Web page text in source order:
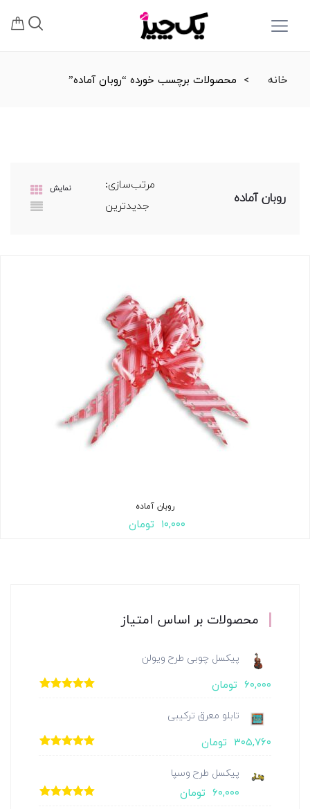
خانه محصولات برچسب خورده “روبان آماده”
روبان آماده
مرتب‌سازی: نمایش
روبان آماده
۱۰,۰۰۰ تومان
محصولات بر اساس امتیاز
پیکسل چوبی طرح ویولن
۶۰,۰۰۰ تومان
تابلو معرق ترکیبی
۳۰۵,۷۶۰ تومان
پیکسل طرح وسپا
۶۰,۰۰۰ تومان